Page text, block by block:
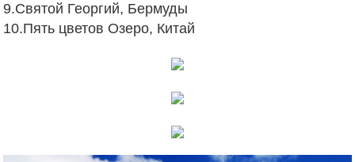
9.Святой Георгий, Бермуды
10.Пять цветов Озеро, Китай